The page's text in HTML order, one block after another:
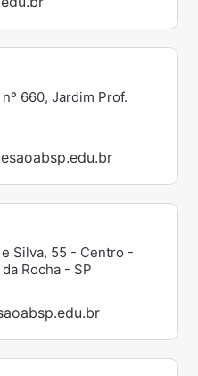
660, Jardim Prof.
Silva, 55 - Centro -
Rocha - SP